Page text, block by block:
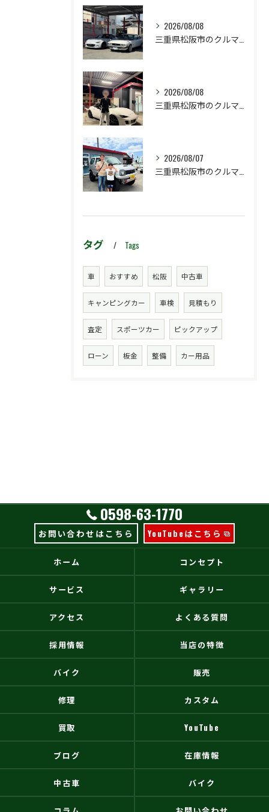
2026/08/08
2026/08/08
2026/08/07
タグ Tags
車 おすすめ 松阪 中古車
キャンピングカー 車検 見積もり
査定 スポーツカー ピックアップ
ローン 板金 整備 カー用品
0598-63-1770
お問い合わせはこちら YouTubeはこちら
ホーム コンセプト
サービス ギャラリー
アクセス よくある質問
採用情報 当店の特徴
バイク 販売
修理 カスタム
買取 YouTube
ブログ 在庫情報
中古車 バイク